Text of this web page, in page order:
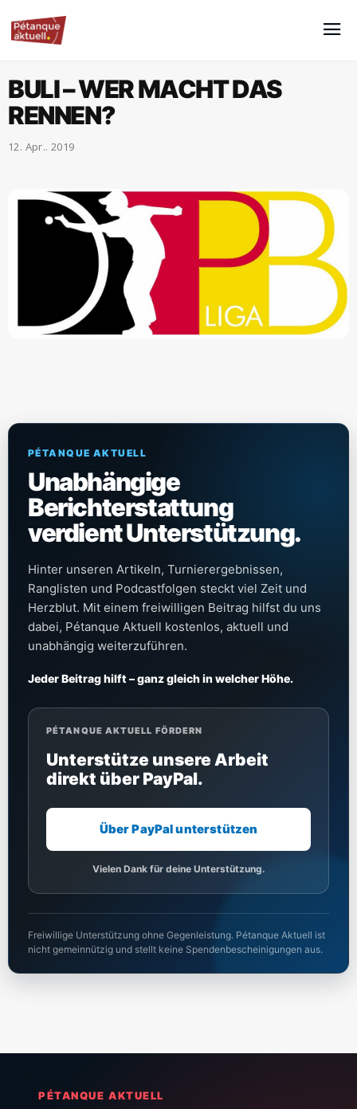
BULI – WER MACHT DAS
RENNEN?
12. Apr.. 2019
PÉTANQUE AKTUELL
Unabhängige
Berichterstattung
verdient Unterstützung.
Hinter unseren Artikeln, Turnierergebnissen,
Ranglisten und Podcastfolgen steckt viel Zeit und
Herzblut. Mit einem freiwilligen Beitrag hilfst du uns
dabei, Pétanque Aktuell kostenlos, aktuell und
unabhängig weiterzuführen.
Jeder Beitrag hilft – ganz gleich in welcher Höhe.
PÉTANQUE AKTUELL FÖRDERN
Unterstütze unsere Arbeit
direkt über PayPal.
Über PayPal unterstützen
Vielen Dank für deine Unterstützung.
Freiwillige Unterstützung ohne Gegenleistung. Pétanque Aktuell ist
nicht gemeinnützig und stellt keine Spendenbescheinigungen aus.
PÉTANQUE AKTUELL